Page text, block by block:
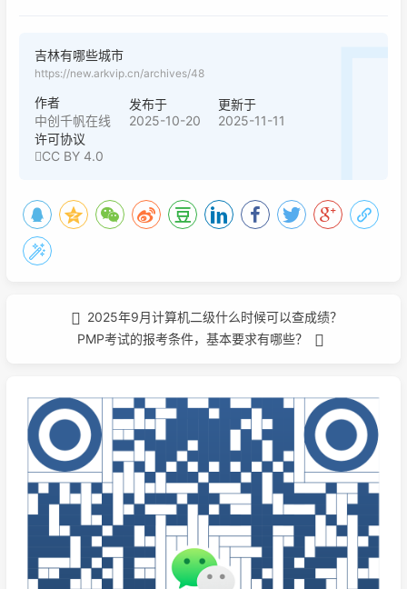
吉林有哪些城市
https://new.arkvip.cn/archives/48
作者
中创千帆在线
发布于
2025-10-20
更新于
2025-11-11
许可协议
CC BY 4.0
2025年9月计算机二级什么时候可以查成绩？
PMP考试的报考条件，基本要求有哪些？